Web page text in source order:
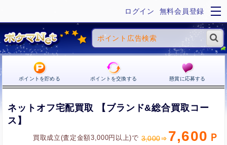
ログイン 無料会員登録
ポイントを貯める ポイントを交換する 懸賞に応募する
ネットオフ宅配買取 【ブランド&総合買取コー
ス】
買取成立(査定金額3,000円以上)で 3,000 7,600